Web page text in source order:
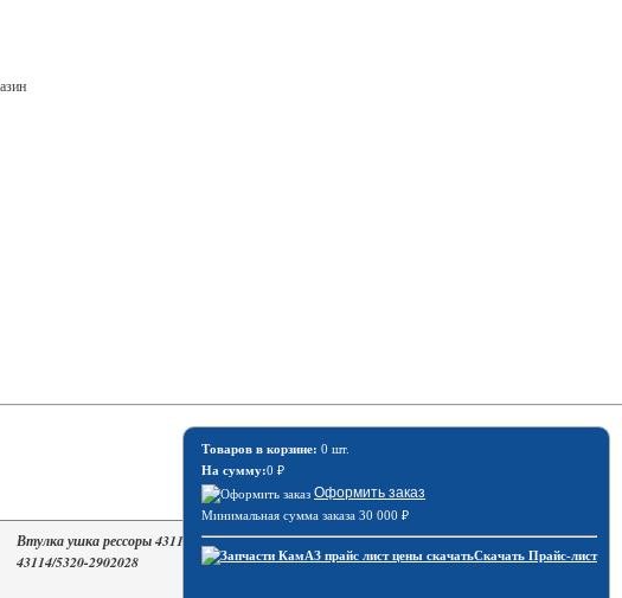
Товаров в корзине: 0 шт.
На сумму:0 ₽
Оформить заказ
Минимальная сумма заказа 30 000 ₽
Скачать Прайс-лист
Втулка ушка рессоры 43114 (латунь)
43114/5320-2902028